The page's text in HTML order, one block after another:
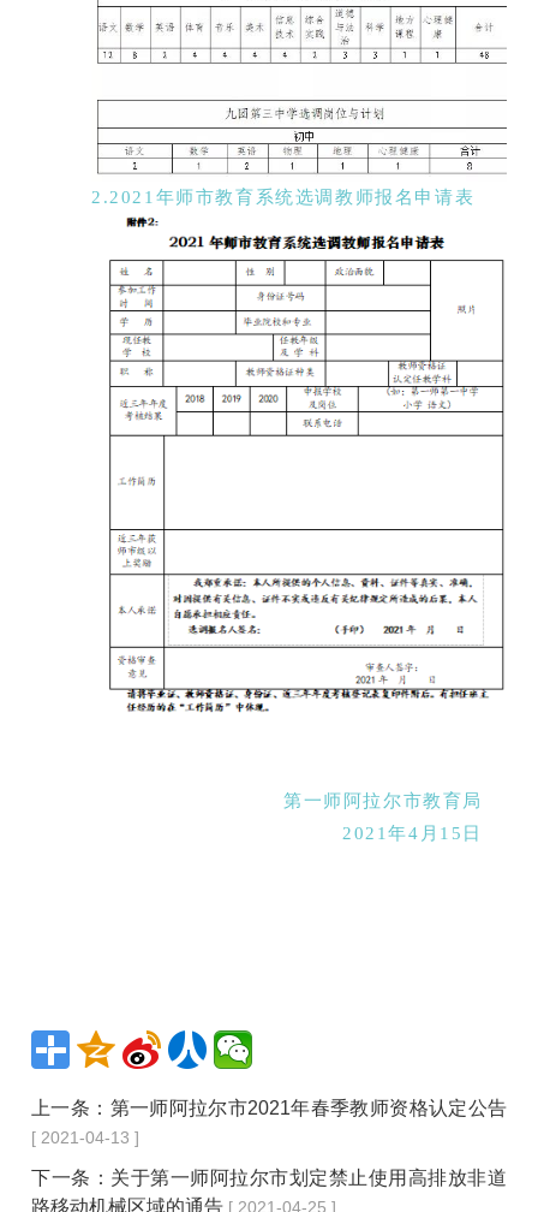
2.2021年师市教育系统选调教师报名申请表
第一师阿拉尔市教育局
2021年4月15日
上一条： 第一师阿拉尔市2021年春季教师资格认定公告
[ 2021-04-13 ]
下一条： 关于第一师阿拉尔市划定禁止使用高排放非道
路移动机械区域的通告 [ 2021-04-25 ]